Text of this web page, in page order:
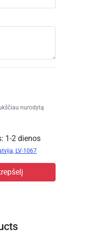
nurodytą
1-2 dienos
LV-1067